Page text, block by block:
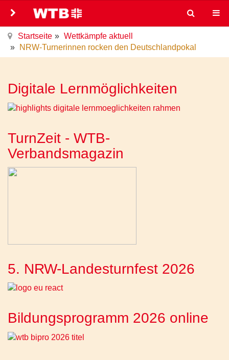
Startseite
Wettkämpfe aktuell
NRW-Turnerinnen rocken den Deutschlandpokal
Digitale Lernmöglichkeiten
TurnZeit - WTB-
Verbandsmagazin
5. NRW-Landesturnfest 2026
Bildungsprogramm 2026 online